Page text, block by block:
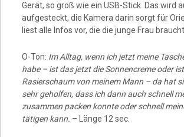
Gerät, so groß wie ein USB-Stick. Das wird
aufgesteckt, die Kamera darin sorgt für
liest alle Infos vor, die die junge Frau braucht.
O-Ton: Im Alltag, wenn ich jetzt meine
habe – ist das jetzt die Sonnencreme oder
Rasierschaum von meinem Mann – da hat
sehr geholfen, dass ich dann auch schnell
zusammen packen konnte oder schnell
tätigen kann. – Länge 12 sec.